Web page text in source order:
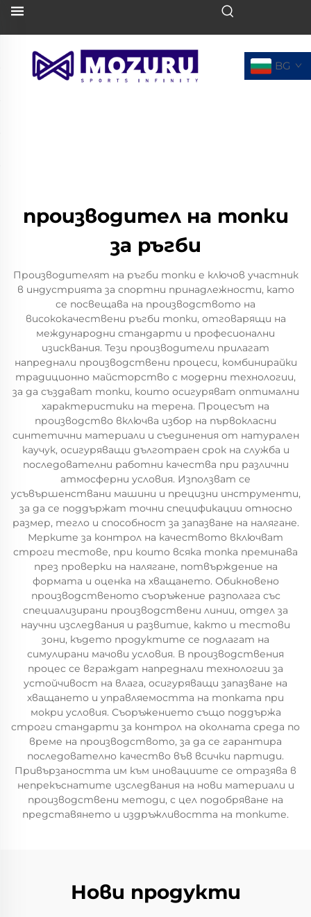
BG
производител на топки
за ръгби
Производителят на ръгби топки е ключов участник
в индустрията за спортни принадлежности, като
се посвещава на производството на
висококачествени ръгби топки, отговарящи на
международни стандарти и професионални
изисквания. Тези производители прилагат
напреднали производствени процеси, комбинирайки
традиционно майсторство с модерни технологии,
за да създават топки, които осигуряват оптимални
характеристики на терена. Процесът на
производство включва избор на първокласни
синтетични материали и съединения от натурален
каучук, осигуряващи дълготраен срок на служба и
последователни работни качества при различни
атмосферни условия. Използват се
усъвършенствани машини и прецизни инструменти,
за да се поддържат точни спецификации относно
размер, тегло и способност за запазване на налягане.
Мерките за контрол на качеството включват
строги тестове, при които всяка топка преминава
през проверки на налягане, потвърждение на
формата и оценка на хващането. Обикновено
производственото съоръжение разполага със
специализирани производствени линии, отдел за
научни изследвания и развитие, както и тестови
зони, където продуктите се подлагат на
симулирани мачови условия. В производствения
процес се вграждат напреднали технологии за
устойчивост на влага, осигуряващи запазване на
хващането и управляемостта на топката при
мокри условия. Съоръжението също поддържа
строги стандарти за контрол на околната среда по
време на производството, за да се гарантира
последователно качество във всички партиди.
Привързаността им към иновациите се отразява в
непрекъснатите изследвания на нови материали и
производствени методи, с цел подобряване на
представянето и издръжливостта на топките.
Нови продукти